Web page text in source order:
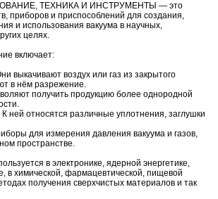
ТЕХНИКА И ИНСТРУМЕНТЫ — это
приборов и приспособлений для создания,
и использования вакуума в научных,
целях.
включает:
выкачивают воздух или газ из закрытого
в нём разрежение.
получить продукцию более однородной
ней относятся различные уплотнения, заглушки
для измерения давления вакуума и газов,
пространстве.
в электронике, ядерной энергетике,
в химической, фармацевтической, пищевой
получения сверхчистых материалов и так